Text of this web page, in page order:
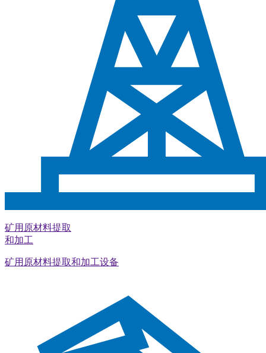
矿用原材料提取
和加工
矿用原材料提取和加工设备